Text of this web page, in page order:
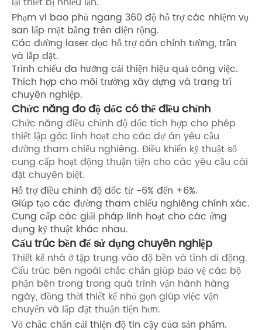
Phạm vi bao phủ ngang 360 độ hỗ trợ các nhiệm vụ
san lấp mặt bằng trên diện rộng.
Các đường laser dọc hỗ trợ căn chỉnh tường, trần
và lắp đặt.
Trình chiếu đa hướng cải thiện hiệu quả công việc.
Thích hợp cho môi trường xây dựng và trang trí
chuyên nghiệp.
Chức năng đo độ dốc có thể điều chỉnh
Chức năng điều chỉnh độ dốc tích hợp cho phép
thiết lập góc linh hoạt cho các dự án yêu cầu
đường tham chiếu nghiêng. Điều khiển kỹ thuật số
cung cấp hoạt động thuận tiện cho các yêu cầu cài
đặt chuyên biệt.
Hỗ trợ điều chỉnh độ dốc từ -6% đến +6%.
Giúp tạo các đường tham chiếu nghiêng chính xác.
Cung cấp các giải pháp linh hoạt cho các ứng
dụng kỹ thuật khác nhau.
Cấu trúc bền để sử dụng chuyên nghiệp
Thiết kế nhà ở tập trung vào độ bền và tính di động.
Cấu trúc bên ngoài chắc chắn giúp bảo vệ các bộ
phận bên trong trong quá trình vận hành hàng
ngày, đồng thời thiết kế nhỏ gọn giúp việc vận
chuyển và lắp đặt thuận tiện hơn.
Vỏ chắc chắn cải thiện độ tin cậy của sản phẩm.